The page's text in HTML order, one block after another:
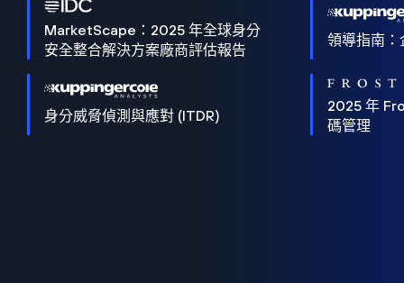
MarketScape：2025 年全球身分
安全整合解決方案廠商評估報告
領導指南
身分威脅偵測與應對 (ITDR)
2025 年
碼管理